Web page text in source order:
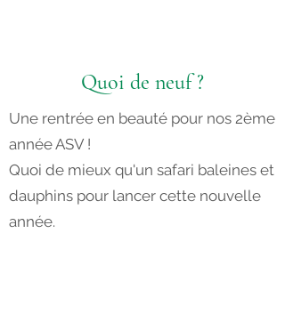
Quoi de neuf ?
Une rentrée en beauté pour nos 2ème
année ASV !
Quoi de mieux qu'un safari baleines et
dauphins pour lancer cette nouvelle
année.